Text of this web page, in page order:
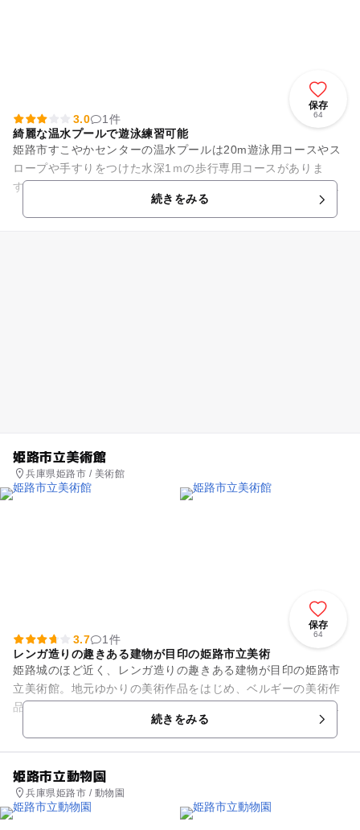
保存
64
3.0
1件
綺麗な温水プールで遊泳練習可能
姫路市すこやかセンターの温水プールは20m遊泳用コースやス
ロープや手すりをつけた水深1ｍの歩行専用コースがありま
す。浮き輪やビーチボール、おもちゃなどは持って入ることが
できませんが、ビート板、ヘ...続きをみる
姫路市立美術館
兵庫県姫路市 / 美術館
保存
64
3.7
1件
レンガ造りの趣きある建物が目印の姫路市立美術
姫路城のほど近く、レンガ造りの趣きある建物が目印の姫路市
立美術館。地元ゆかりの美術作品をはじめ、ベルギーの美術作
品も多数コレクションしています。コレクションギャラリーで
はこれらの貴重な収蔵品を順...続きをみる
姫路市立動物園
兵庫県姫路市 / 動物園